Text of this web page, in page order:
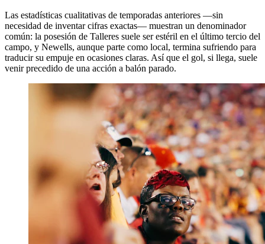
Las estadísticas cualitativas de temporadas anteriores —sin
necesidad de inventar cifras exactas— muestran un denominador
común: la posesión de Talleres suele ser estéril en el último tercio del
campo, y Newells, aunque parte como local, termina sufriendo para
traducir su empuje en ocasiones claras. Así que el gol, si llega, suele
venir precedido de una acción a balón parado.